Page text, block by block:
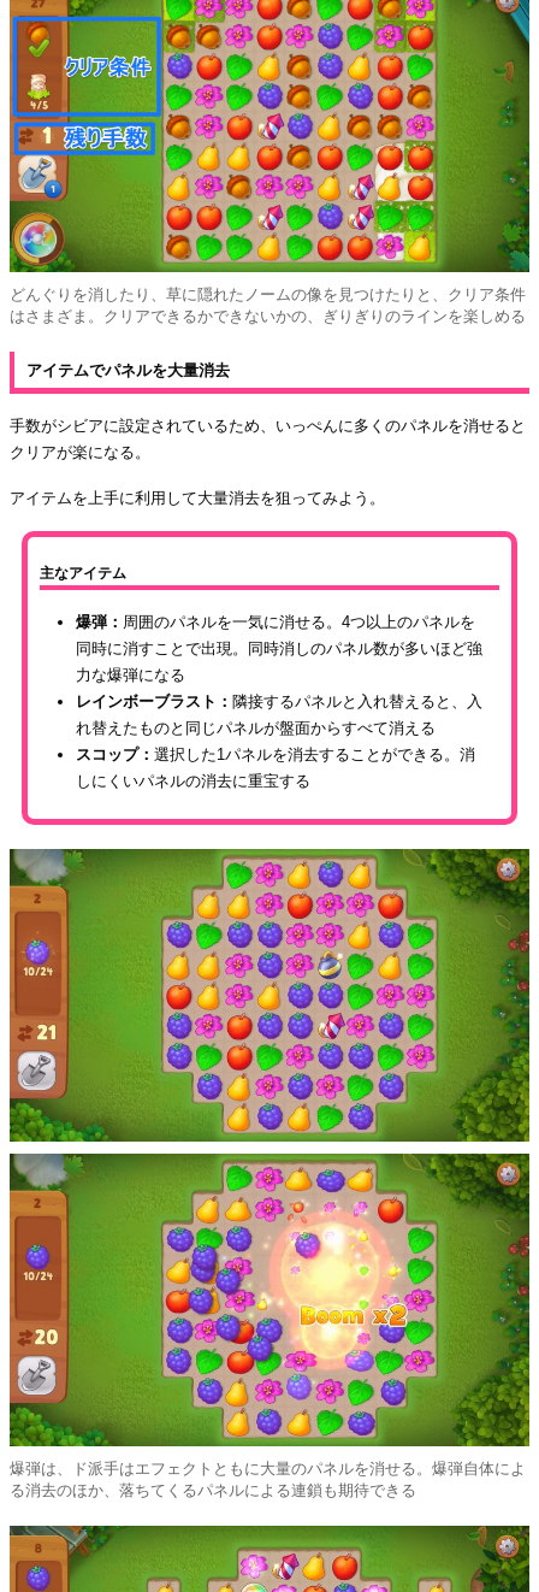
どんぐりを消したり、草に隠れたノームの像を見つけたりと、クリア条件
はさまざま。クリアできるかできないかの、ぎりぎりのラインを楽しめる
アイテムでパネルを大量消去
手数がシビアに設定されているため、いっぺんに多くのパネルを消せると
クリアが楽になる。
アイテムを上手に利用して大量消去を狙ってみよう。
主なアイテム
爆弾： 周囲のパネルを一気に消せる。4つ以上のパネルを
同時に消すことで出現。同時消しのパネル数が多いほど強
力な爆弾になる
レインボーブラスト： 隣接するパネルと入れ替えると、入
れ替えたものと同じパネルが盤面からすべて消える
スコップ： 選択した1パネルを消去することができる。消
しにくいパネルの消去に重宝する
爆弾は、ド派手はエフェクトともに大量のパネルを消せる。爆弾自体によ
る消去のほか、落ちてくるパネルによる連鎖も期待できる